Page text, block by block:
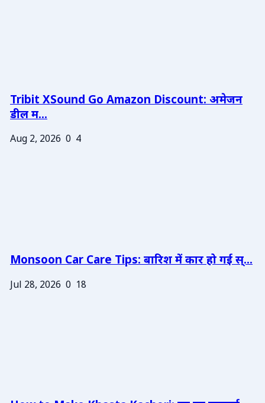
Tribit XSound Go Amazon Discount: अमेजन
डील म...
Aug 2, 2026 0 4
Monsoon Car Care Tips: बारिश में कार हो गई स्...
Jul 28, 2026 0 18